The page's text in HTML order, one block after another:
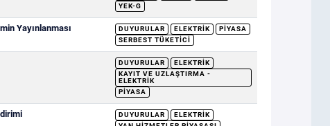
YEK-G
Yayınlanması DUYURULAR ELEKTRIK
PIYASA
SERBEST TÜKETICI
DUYURULAR
ELEKTRIK
KAYIT VE UZLAŞTIRMA -
ELEKTRIK
PIYASA
DUYURULAR
ELEKTRIK